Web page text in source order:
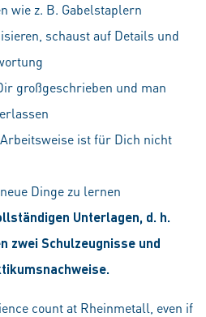
wie z. B. Gabelstaplern
schaust auf Details und
großgeschrieben und man
ist für Dich nicht
Dinge zu lernen
Unterlagen, d. h.
zwei Schulzeugnisse und
count at Rheinmetall, even if